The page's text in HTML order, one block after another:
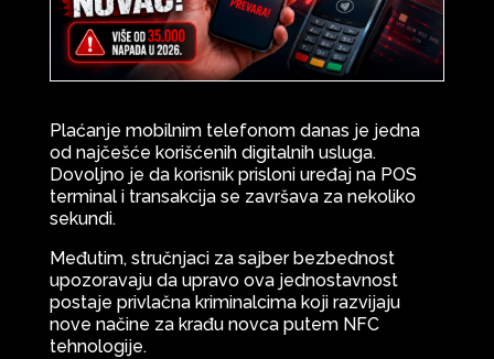
Plaćanje mobilnim telefonom danas je jedna
od najčešće korišćenih digitalnih usluga.
Dovoljno je da korisnik prisloni uređaj na POS
terminal i transakcija se završava za nekoliko
sekundi.
Međutim, stručnjaci za sajber bezbednost
upozoravaju da upravo ova jednostavnost
postaje privlačna kriminalcima koji razvijaju
nove načine za krađu novca putem NFC
tehnologije.